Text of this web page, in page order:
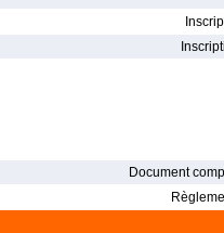
Document